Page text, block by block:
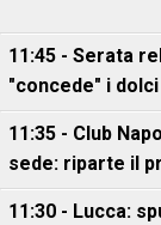
11:45 - Serata
"concede" i dolci
11:35 - Club
sede: riparte il
11:30 - Lucca: